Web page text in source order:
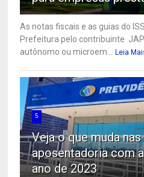
As notas fiscais e as guias do
Prefeitura pelo contribuinte
autônomo ou microem... Leia
5
Veja o que muda
aposentadoria com
ano de 2023